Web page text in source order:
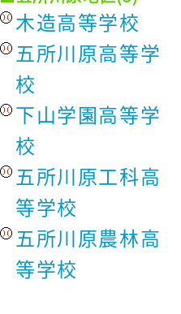
木造高等学校
五所川原高等学
校
下山学園高等学
校
五所川原工科高
等学校
五所川原農林高
等学校